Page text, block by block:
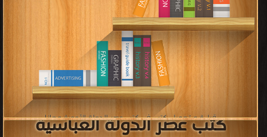
««
«
1
2
3
4
5
6
7
»
»»